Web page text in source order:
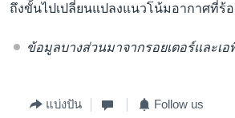
ถึงขั้นไปเปลี่ยนแปลงแนวโน้มอากาศที่ร้
ข้อมูลบางส่วนมาจากรอยเตอร์และเอ
แบ่งปัน Follow us